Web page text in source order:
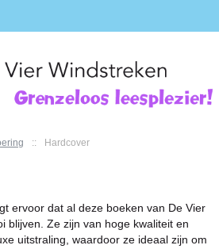
:: Hardcover
ervoor dat al deze boeken van De Vier
blijven. Ze zijn van hoge kwaliteit en
uitstraling, waardoor ze ideaal zijn om